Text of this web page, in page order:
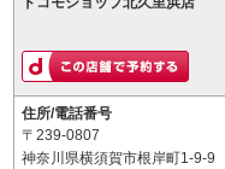
住所/電話番号
〒239-0807
神奈川県横須賀市根岸町1-9-9